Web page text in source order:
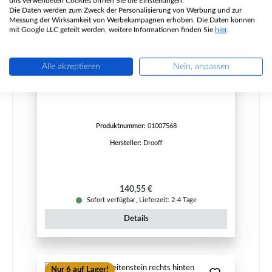
Drooff Marono Zugumlenkung vorne
Produktnummer: 01007568
Hersteller: Drooff
Regulärer Preis:
140,55 €
Sofort verfügbar, Lieferzeit: 2-4 Tage
Details
Nur 6 auf Lager!
Die Daten werden zum Zweck der Personalisierung von Werbung und zur
Messung der Wirksamkeit von Werbekampagnen erhoben. Die Daten können
mit Google LLC geteilt werden, weitere Informationen finden Sie hier.
Alle akzeptieren Nein, anpassen